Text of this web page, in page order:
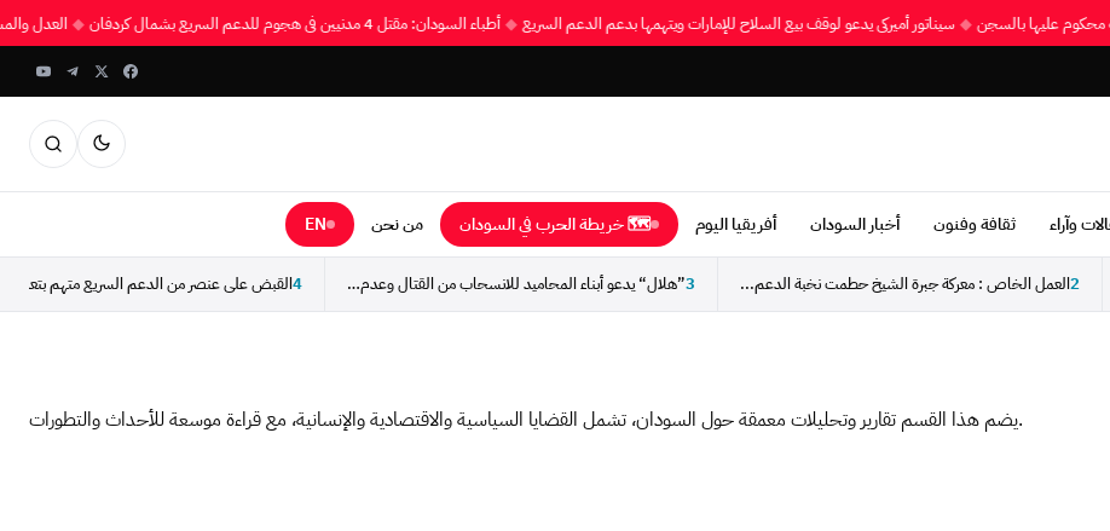
محكوم عليها بالسجن ◆ سيناتور أميركي يدعو لوقف بيع السلاح للإمارات ويتهمها بدعم الدعم السريع ◆ أطباء السودان: مقتل 4 مدنيين في هجوم للدعم السريع بشمال كردفان ◆ العدل
وآراء ثقافة وفنون أخبار السودان أفريقيا اليوم 🗺 خريطة الحرب في السودان من نحن EN
2العمل الخاص : معركة جبرة الشيخ حطمت نخبة الدعم... 3 ”هلال“ يدعو أبناء المحاميد للانسحاب من القتال وعدم الاستجابة... 4القبض على عنصر من الدعم السريع متهم
يضم هذا القسم تقارير وتحليلات معمقة حول السودان، تشمل القضايا السياسية والاقتصادية والإنسانية، مع قراءة موسعة للأحداث والتطورات.